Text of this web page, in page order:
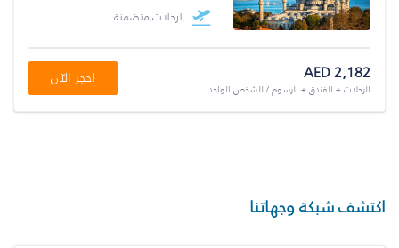
الرحلات متضمنة
AED 2,182
الرحلات + الفندق + الرسوم / للشخص الواحد
احجز الآن
اكتشف شبكة وجهاتنا